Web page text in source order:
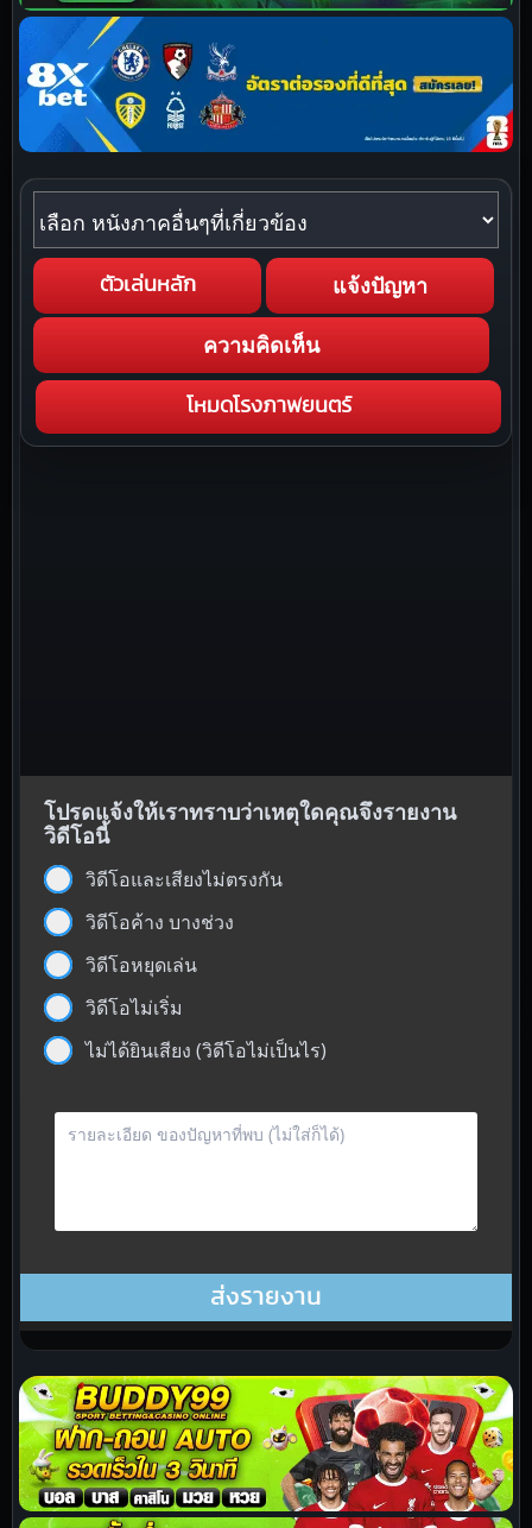
หนังภาคอื่นๆที่เกี่ยวข้อง
ตัวเล่นหลัก แจ้งปัญหา
ความคิดเห็น
โหมดโรงภาพยนตร์
โปรดแจ้งให้เราทราบว่าเหตุใดคุณจึงรายงาน
วิดีโอนี้
วิดีโอและเสียงไม่ตรงกัน
วิดีโอค้าง บางช่วง
วิดีโอหยุดเล่น
วิดีโอไม่เริ่ม
ไม่ได้ยินเสียง (วิดีโอไม่เป็นไร)